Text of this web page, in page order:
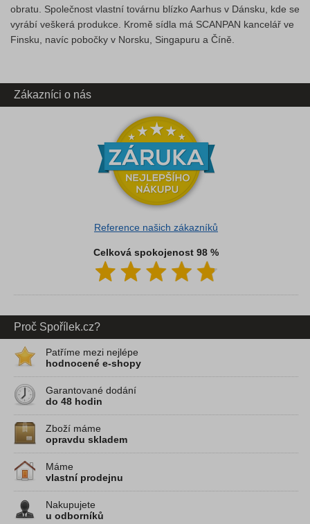
obratu. Společnost vlastní továrnu blízko Aarhus v Dánsku, kde se
vyrábí veškerá produkce. Kromě sídla má SCANPAN kancelář ve
Finsku, navíc pobočky v Norsku, Singapuru a Číně.
Zákazníci o nás
Reference našich zákazníků
Celková spokojenost 98 %
Proč Spořílek.cz?
Patříme mezi nejlépe
hodnocené e-shopy
Garantované dodání
do 48 hodin
Zboží máme
opravdu skladem
Máme
vlastní prodejnu
Nakupujete
u odborníků